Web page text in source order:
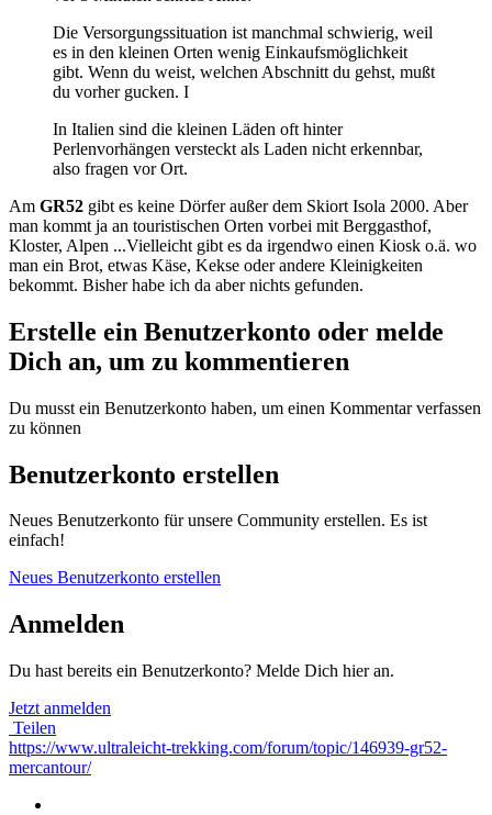
Die Versorgungssituation ist manchmal schwierig, weil
es in den kleinen Orten wenig Einkaufsmöglichkeit
gibt. Wenn du weist, welchen Abschnitt du gehst, mußt
du vorher gucken. I
In Italien sind die kleinen Läden oft hinter
Perlenvorhängen versteckt als Laden nicht erkennbar,
also fragen vor Ort.
Am GR52 gibt es keine Dörfer außer dem Skiort Isola 2000. Aber
man kommt ja an touristischen Orten vorbei mit Berggasthof,
Kloster, Alpen ...Vielleicht gibt es da irgendwo einen Kiosk o.ä. wo
man ein Brot, etwas Käse, Kekse oder andere Kleinigkeiten
bekommt. Bisher habe ich da aber nichts gefunden.
Erstelle ein Benutzerkonto oder melde
Dich an, um zu kommentieren
Du musst ein Benutzerkonto haben, um einen Kommentar verfassen
zu können
Benutzerkonto erstellen
Neues Benutzerkonto für unsere Community erstellen. Es ist
einfach!
Neues Benutzerkonto erstellen
Anmelden
Du hast bereits ein Benutzerkonto? Melde Dich hier an.
Jetzt anmelden
Teilen
https://www.ultraleicht-trekking.com/forum/topic/146939-gr52-
mercantour/